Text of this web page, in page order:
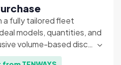
a fully tailored fleet
models, quantities, and
volume-based disc…